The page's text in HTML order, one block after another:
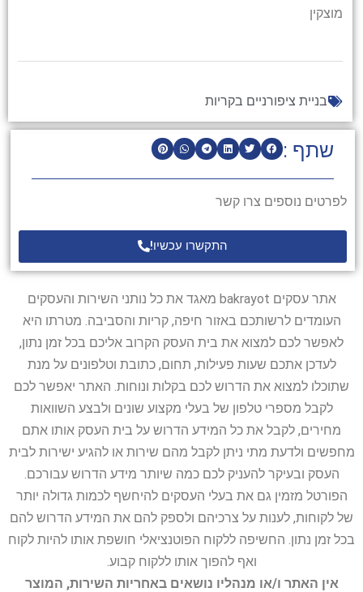
שתף :
לפרטים נוספים צרו קשר
התקשרו עכשיו!
מוצקין
בניית ציפורניים בקריות
אתר עסקים bakrayot מאגד את כל נותני השירות והעסקים
העומדים לרשותכם באזור חיפה, קריות והסביבה. מטרתו היא
לאפשר לכם למצוא את בית העסק הקרוב אליכם בכל זמן נתון,
לעדכן אתכם שעות פעילות, תחום, כתובת וטלפונים על מנת
שתוכלו למצוא את הדרוש לכם בקלות ונוחות. האתר יאפשר לכם
לקבל מספרי טלפון של בעלי מקצוע שונים ולבצע השוואות
מחירים, לקבל את כל המידע הדרוש על בית העסק אותו אתם
מחפשים ולדעת מתי ניתן לקבל מהם שירות או להגיע ישירות לבית
העסק ובעיקר להעניק לכם כמה שיותר מידע הדרוש עבורכם.
הפורטל מזמין גם את בעלי העסקים להיחשף לכמות גדולה יותר
של לקוחות, לענות על צרכיהם ולספק להם את המידע הדרוש להם
בכל זמן נתון. החשיפה ללקוח הפוטנציאלי חושפת אותו להיות לקוח
ואף להפוך אותו ללקוח קבוע.
אין האתר ו/או מנהליו נושאים באחריות השירות, המוצר